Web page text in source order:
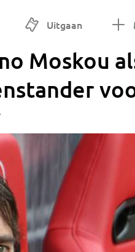
Uitgaan
Moskou